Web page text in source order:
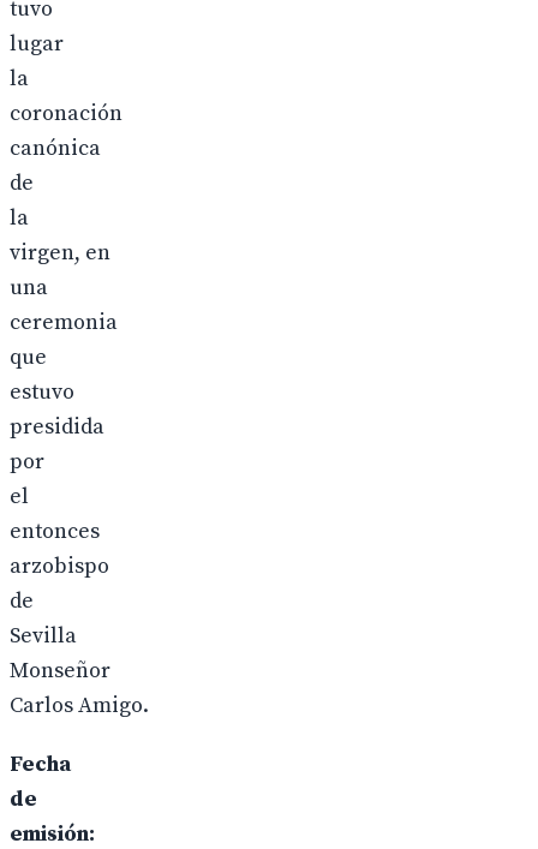
tuvo
lugar
la
coronación
canónica
de
la
virgen, en
una
ceremonia
que
estuvo
presidida
por
el
entonces
arzobispo
de
Sevilla
Monseñor
Carlos Amigo.
Fecha
de
emisión: